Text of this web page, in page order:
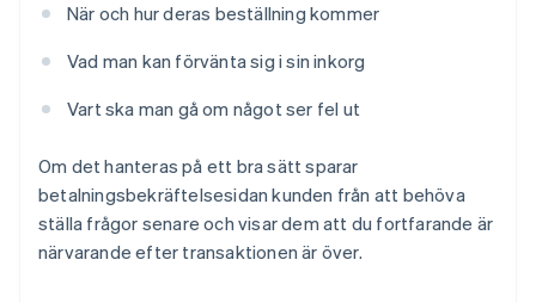
När och hur deras beställning kommer
Vad man kan förvänta sig i sin inkorg
Vart ska man gå om något ser fel ut
Om det hanteras på ett bra sätt sparar
betalningsbekräftelsesidan kunden från att behöva
ställa frågor senare och visar dem att du fortfarande är
närvarande efter transaktionen är över.